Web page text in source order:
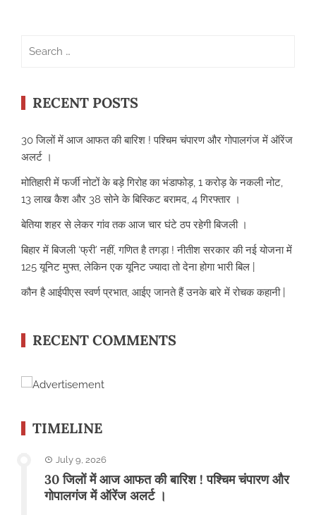
RECENT POSTS
30 जिलों में आज आफत की बारिश ! पश्चिम चंपारण और गोपालगंज में ऑरेंज
अलर्ट ।
मोतिहारी में फर्जी नोटों के बड़े गिरोह का भंडाफोड़, 1 करोड़ के नकली नोट,
13 लाख कैश और 38 सोने के बिस्किट बरामद, 4 गिरफ्तार ।
बेतिया शहर से लेकर गांव तक आज चार घंटे ठप रहेगी बिजली ।
बिहार में बिजली ‘फ्री’ नहीं, गणित है तगड़ा ! नीतीश सरकार की नई योजना में
125 यूनिट मुफ्त, लेकिन एक यूनिट ज्यादा तो देना होगा भारी बिल |
कौन है आईपीएस स्वर्ण प्रभात, आईए जानते हैं उनके बारे में रोचक कहानी |
RECENT COMMENTS
TIMELINE
July 9, 2026
30 जिलों में आज आफत की बारिश ! पश्चिम चंपारण और
गोपालगंज में ऑरेंज अलर्ट ।